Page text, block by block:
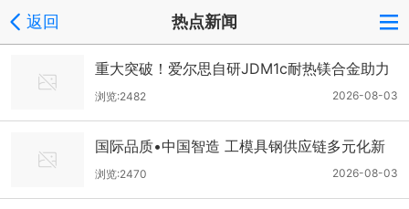
返回 热点新闻
重大突破！爱尔思自研JDM1c耐热镁合金助力
上汽通用五菱电驱壳体试制成功
2026-08-03
浏览:2482
国际品质•中国智造 工模具钢供应链多元化新
势力
2026-08-03
浏览:2470